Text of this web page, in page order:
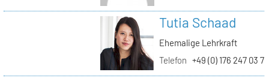
Tutia Schaad
Ehemalige Lehrkraft
Telefon +49 (0) 176 247 03 7